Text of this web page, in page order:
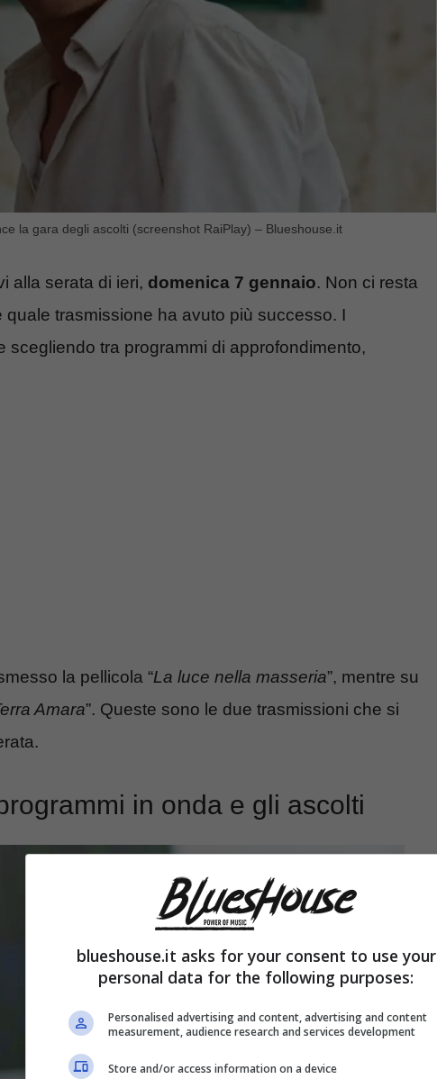
la gara degli ascolti (screenshot RaiPlay) – Blueshouse.it
alla serata di ieri, domenica 7 gennaio. Non ci resta
trasmissione ha avuto più successo. I
scegliendo tra programmi di approfondimento,
la pellicola “La luce nella masseria”, mentre su
Amara”. Queste sono le due trasmissioni che si
in onda e gli ascolti
blueshouse.it asks for your consent to use your
personal data for the following purposes:
Personalised advertising and content, advertising and content
measurement, audience research and services development
Store and/or access information on a device